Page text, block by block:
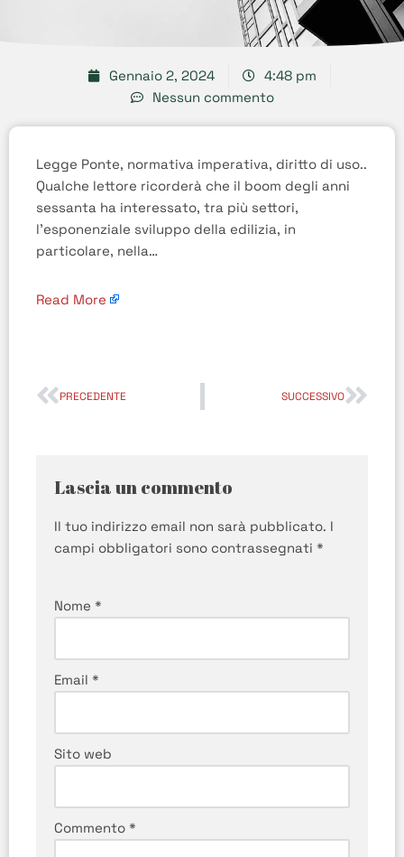
Gennaio 2, 2024
4:48 pm
Nessun commento
Legge Ponte, normativa imperativa, diritto di uso..
Qualche lettore ricorderà che il boom degli anni
sessanta ha interessato, tra più settori,
l’esponenziale sviluppo della edilizia, in
particolare, nella…
Read More
PRECEDENTE SUCCESSIVO
Lascia un commento
Il tuo indirizzo email non sarà pubblicato. I
campi obbligatori sono contrassegnati *
Nome *
Email *
Sito web
Commento *